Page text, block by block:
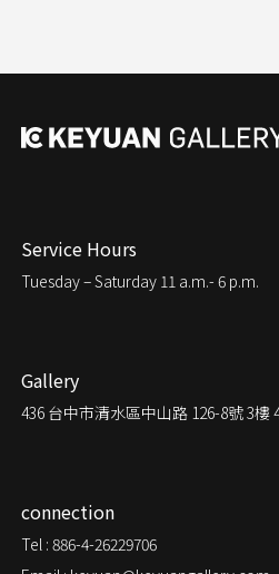
Service Hours
Tuesday – Saturday 11 a.m.- 6 p.m.
Gallery
436 台中市清水區中山路 126-8號 3樓
connection
Tel : 886-4-26229706